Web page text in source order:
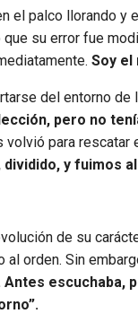
el palco llorando y
su error fue
Soy el
del entorno
pero no
para rescatar
y fuimos al
de su
al orden. Sin
escuchaba,